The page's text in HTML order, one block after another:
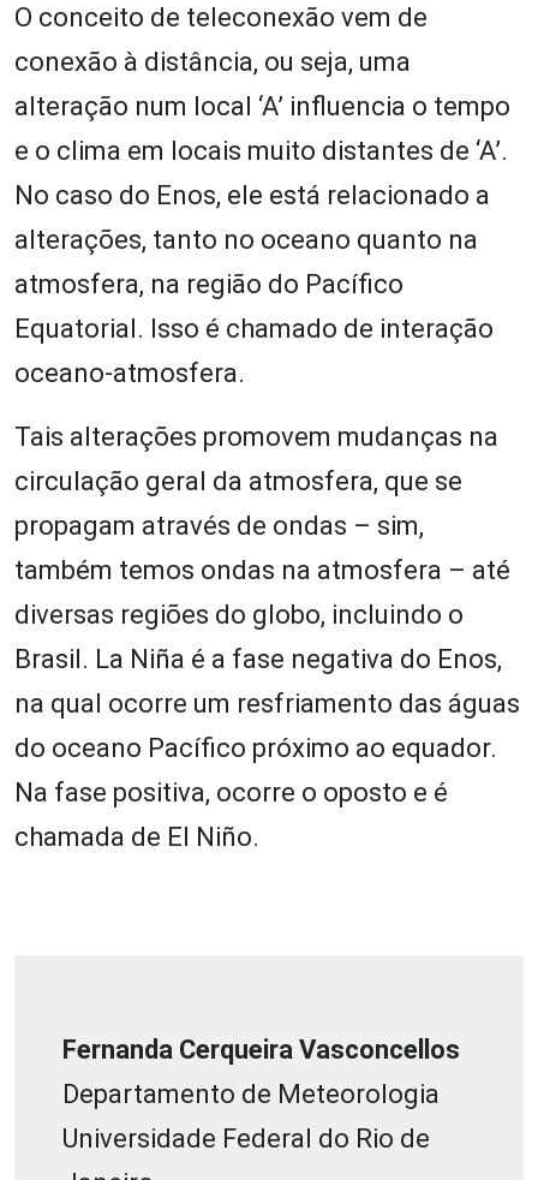
O conceito de teleconexão vem de
conexão à distância, ou seja, uma
alteração num local ‘A’ influencia o tempo
e o clima em locais muito distantes de ‘A’.
No caso do Enos, ele está relacionado a
alterações, tanto no oceano quanto na
atmosfera, na região do Pacífico
Equatorial. Isso é chamado de interação
oceano-atmosfera.
Tais alterações promovem mudanças na
circulação geral da atmosfera, que se
propagam através de ondas – sim,
também temos ondas na atmosfera – até
diversas regiões do globo, incluindo o
Brasil. La Niña é a fase negativa do Enos,
na qual ocorre um resfriamento das águas
do oceano Pacífico próximo ao equador.
Na fase positiva, ocorre o oposto e é
chamada de El Niño.
Fernanda Cerqueira Vasconcellos
Departamento de Meteorologia
Universidade Federal do Rio de